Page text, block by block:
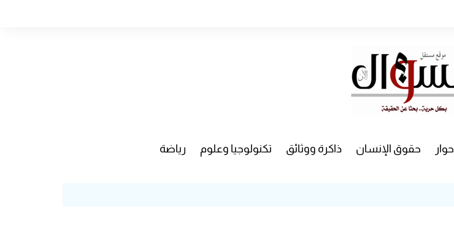
حوار حقوق الإنسان ذاكرة ووثائق تكنولوجيا وعلوم رياضة